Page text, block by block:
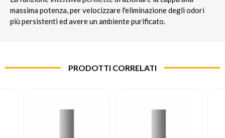
massima potenza, per velocizzare l'eliminazione degli odori
più persistenti ed avere un ambiente purificato.
PRODOTTI CORRELATI